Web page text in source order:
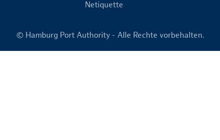
Netiquette
© Hamburg Port Authority - Alle Rechte vorbehalten.